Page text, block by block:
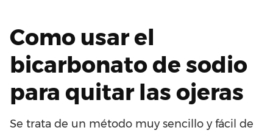
Como usar el
bicarbonato de sodio
para quitar las ojeras
Se trata de un método muy sencillo y fácil de